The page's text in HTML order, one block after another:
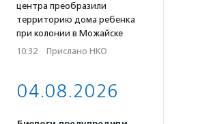
центра преобразили
территорию дома ребенка
при колонии в Можайске
10:32 · Прислано НКО
04.08.2026